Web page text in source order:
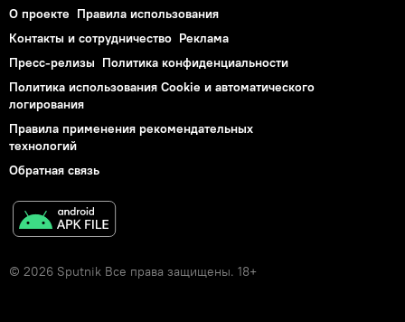
О проекте Правила использования
Контакты и сотрудничество Реклама
Пресс-релизы Политика конфиденциальности
Политика использования Cookie и автоматического
логирования
Правила применения рекомендательных
технологий
Обратная связь
© 2026 Sputnik Все права защищены. 18+